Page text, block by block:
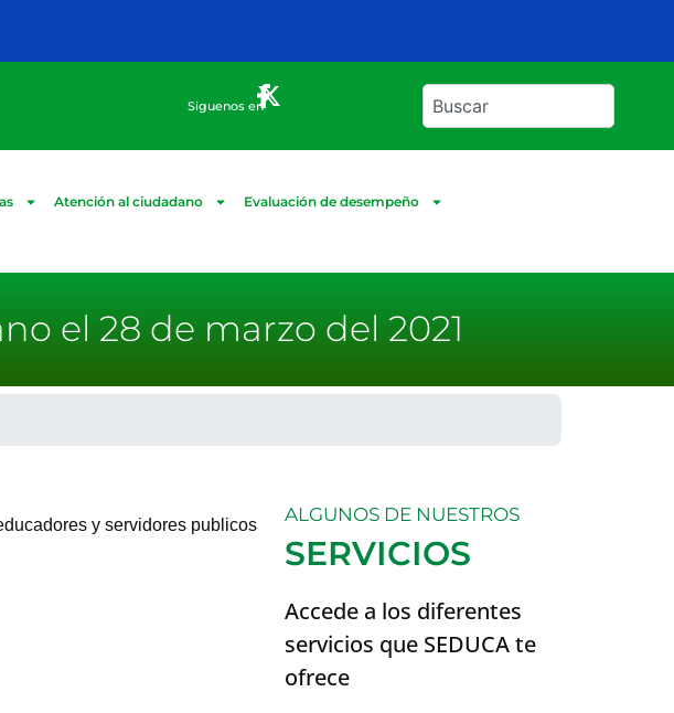
Siguenos en
Atención al ciudadano Evaluación de desempeño
el 28 de marzo del 2021
y servidores publicos
ALGUNOS DE NUESTROS
SERVICIOS
Accede a los diferentes
servicios que SEDUCA te
ofrece